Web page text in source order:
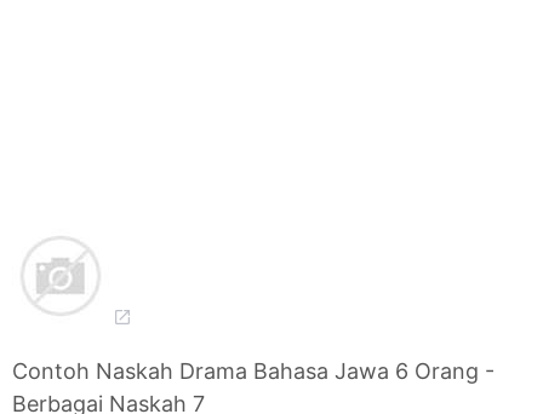
Contoh Naskah Drama Bahasa Jawa 6 Orang -
Berbagai Naskah 7